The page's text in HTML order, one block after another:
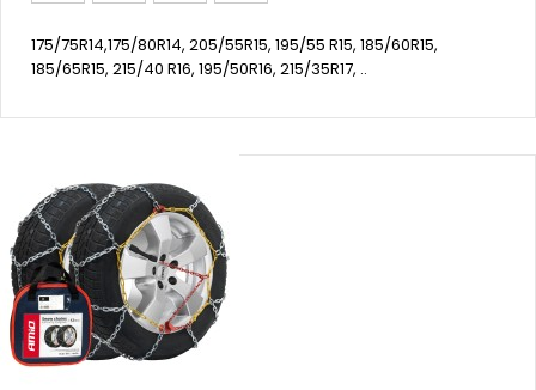
175/75R14,175/80R14, 205/55R15, 195/55 R15, 185/60R15,
185/65R15, 215/40 R16, 195/50R16, 215/35R17, ..